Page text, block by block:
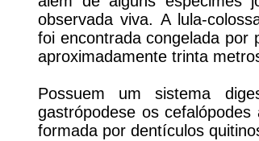
observada viva. A lula-
foi encontrada congelada por
aproximadamente trinta
Possuem um sistema
gastrópodese os
formada por dentículos